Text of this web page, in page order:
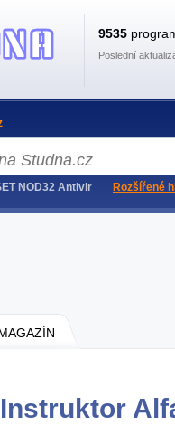
9535
Poslední
NOD32 Antivir Rozšířené